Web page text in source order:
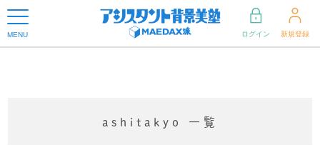
MENU ログイン 新規登録
ashitakyo 一覧